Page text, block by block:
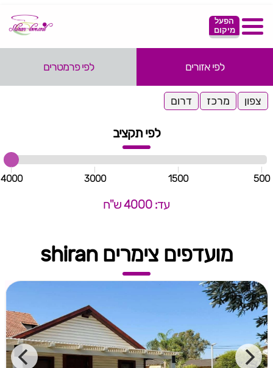
הפעל
מיקום
לפי אזורים לפי פרמטרים
צפון מרכז דרום
לפי תקציב
500
1500
3000
4000
עד: 4000 ש"ח
מועדפים צימרים shiran